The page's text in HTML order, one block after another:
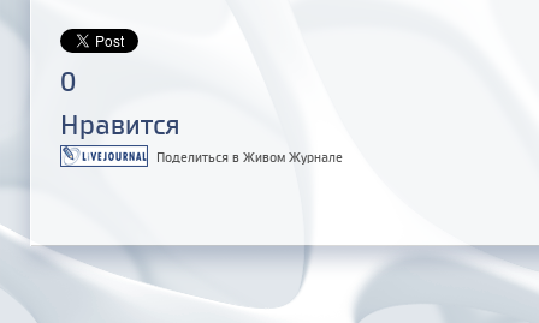
0
Нравится
Поделиться в Живом Журнале